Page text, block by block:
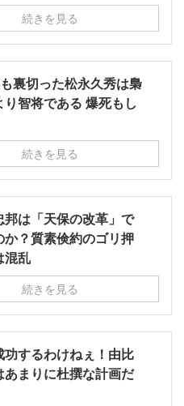
続きを見る
裏切った松永久秀は梟
り智将である 爆死もし
続きを見る
邦は「天保の改革」で
か？質素倹約のゴリ押
混乱
続きを見る
功するわけねぇ！由比
あまりに杜撰な計画だ